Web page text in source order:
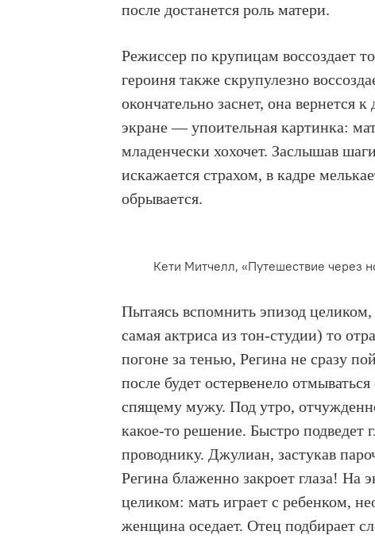
после достанется роль матери.
Режиссер по крупицам воссоздает
героиня также скрупулезно
окончательно заснет, она вернется
экране — упоительная картинка:
младенчески хохочет. Заслышав
искажается страхом, в кадре
обрывается.
Кети Митчелл, «Путешествие через
Пытаясь вспомнить эпизод целиком,
самая актриса из тон-студии) то
погоне за тенью, Регина не сразу
после будет остервенело
спящему мужу. Под утро,
какое-то решение. Быстро подведет
проводнику. Джулиан, застукав
Регина блаженно закроет глаза! На
целиком: мать играет с ребенком,
женщина оседает. Отец подбирает